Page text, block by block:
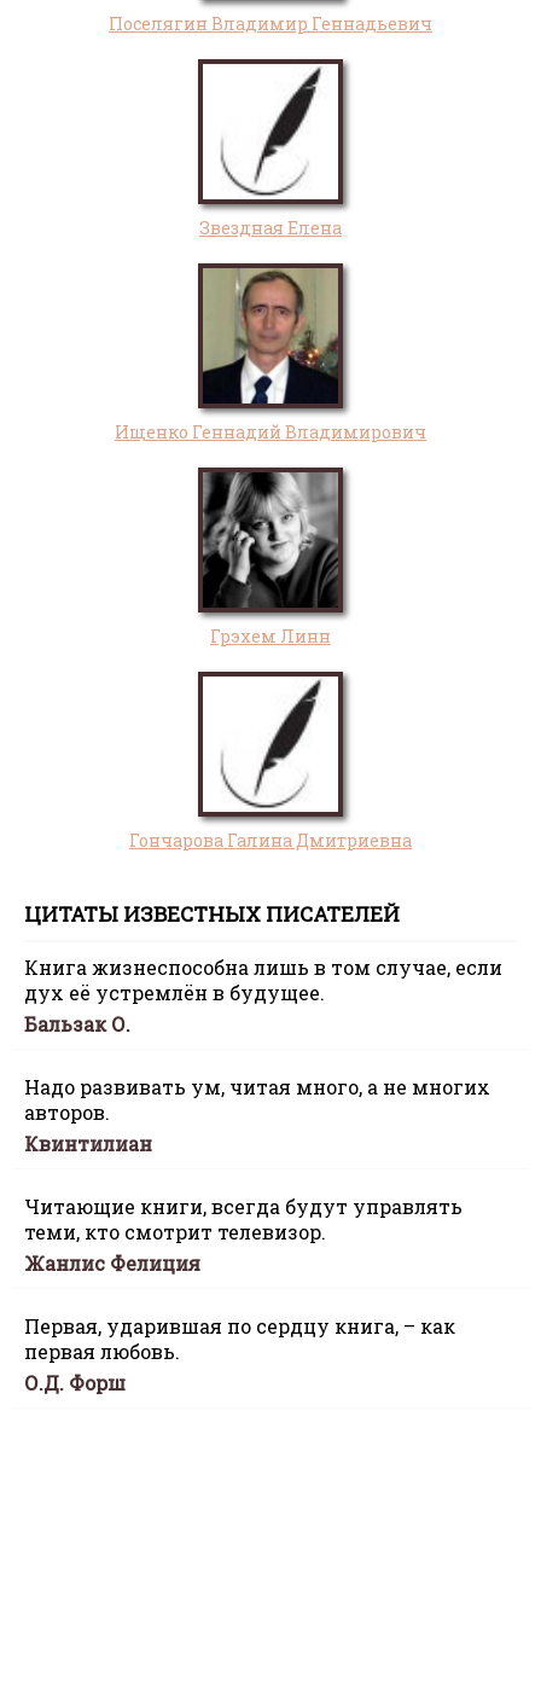
Поселягин Владимир Геннадьевич
Звездная Елена
Ищенко Геннадий Владимирович
Грэхем Линн
Гончарова Галина Дмитриевна
ЦИТАТЫ ИЗВЕСТНЫХ ПИСАТЕЛЕЙ
Книга жизнеспособна лишь в том случае, если
дух её устремлён в будущее.
Бальзак О.
Надо развивать ум, читая много, а не многих
авторов.
Квинтилиан
Читающие книги, всегда будут управлять
теми, кто смотрит телевизор.
Жанлис Фелиция
Первая, ударившая по сердцу книга, – как
первая любовь.
О.Д. Форш